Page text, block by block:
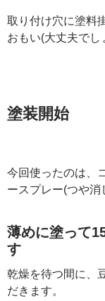
取り付け穴に塗料
おもい(大丈夫でし
塗装開始
今回使ったのは、
ースプレー(つや消
薄めに塗って
す
乾燥を待つ間に、
だきます。